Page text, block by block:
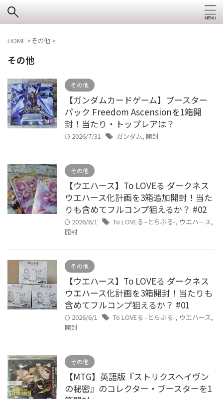
HOME >その他 >
その他
その他
【ガンダムカードゲーム】ブースター
パック Freedom Ascensionを1箱開
封！当たり・トップレアは？
2026/7/31 ガンダム, 開封
その他
【ウエハース】To LOVEる ダークネス
ウエハース化計画を3箱追加開封！当た
りも含めてフルコンプ狙えるか？ #02
2026/6/1 To LOVEる -とらぶる-, ウエハース,
開封
その他
【ウエハース】To LOVEる ダークネス
ウエハース化計画を3箱開封！当たりも
含めてフルコンプ狙えるか？ #01
2026/6/1 To LOVEる -とらぶる-, ウエハース,
開封
その他
【MTG】英語版『ストリクスヘイヴン
の秘密』のコレクター・ブースターを1